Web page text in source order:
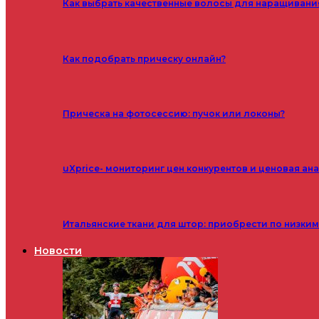
Как выбрать качественные волосы для
Как подобрать прическу онлайн?
Прическа на фотосессию: пучок или локоны?
uXprice- мониторинг цен конкурентов и ценовая
Итальянские ткани для штор: приобрести по
Новости